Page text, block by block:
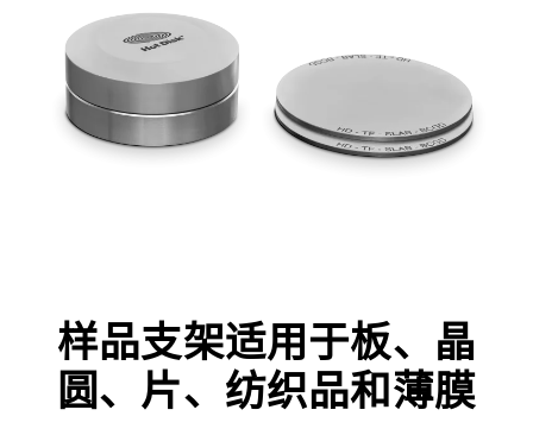
样品支架适用于板、晶
圆、片、纺织品和薄膜